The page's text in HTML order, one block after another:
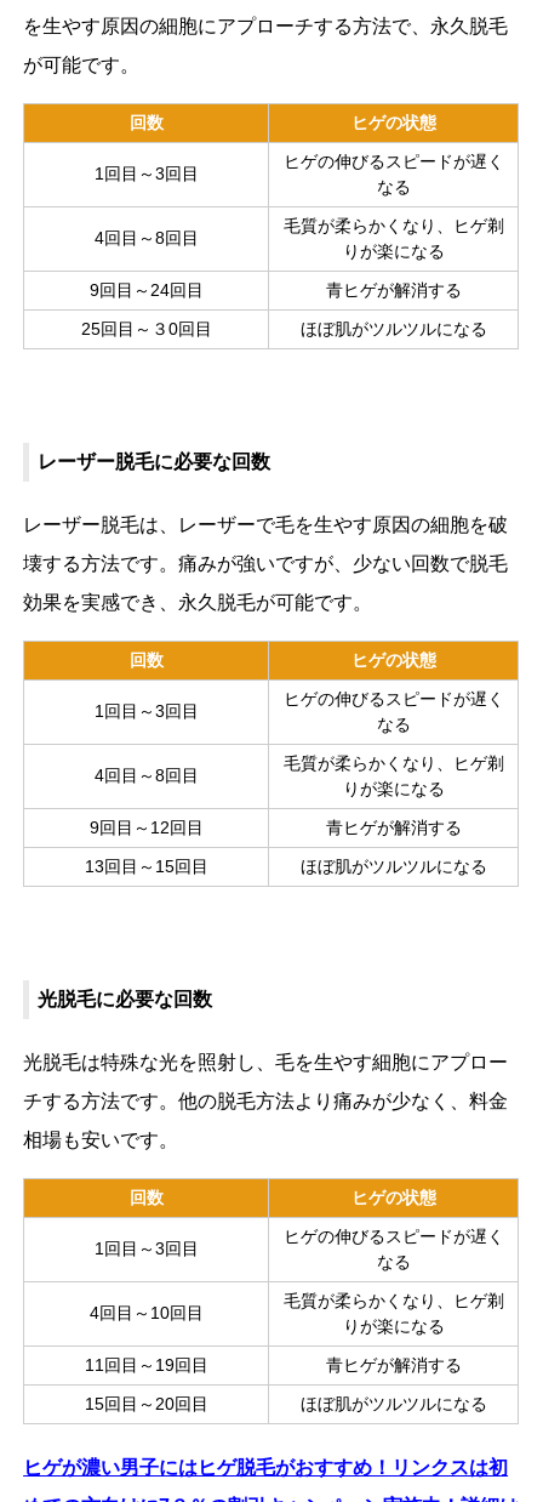
を生やす原因の細胞にアプローチする方法で、永久脱毛
が可能です。
回数 ヒゲの状態
1回目～3回目
ヒゲの伸びるスピードが遅く
なる
4回目～8回目
毛質が柔らかくなり、ヒゲ剃
りが楽になる
9回目～24回目
青ヒゲが解消する
25回目～３0回目
ほぼ肌がツルツルになる
レーザー脱毛に必要な回数
レーザー脱毛は、レーザーで毛を生やす原因の細胞を破
壊する方法です。痛みが強いですが、少ない回数で脱毛
効果を実感でき、永久脱毛が可能です。
回数 ヒゲの状態
1回目～3回目
ヒゲの伸びるスピードが遅く
なる
4回目～8回目
毛質が柔らかくなり、ヒゲ剃
りが楽になる
9回目～12回目
青ヒゲが解消する
13回目～15回目
ほぼ肌がツルツルになる
光脱毛に必要な回数
光脱毛は特殊な光を照射し、毛を生やす細胞にアプロー
チする方法です。他の脱毛方法より痛みが少なく、料金
相場も安いです。
回数 ヒゲの状態
1回目～3回目
ヒゲの伸びるスピードが遅く
なる
4回目～10回目
毛質が柔らかくなり、ヒゲ剃
りが楽になる
11回目～19回目
青ヒゲが解消する
15回目～20回目
ほぼ肌がツルツルになる
ヒゲが濃い男子にはヒゲ脱毛がおすすめ！リンクスは初